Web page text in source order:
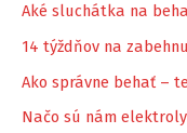
Aké sluchátka na
14 týždňov na
Ako správne behať –
Načo sú nám